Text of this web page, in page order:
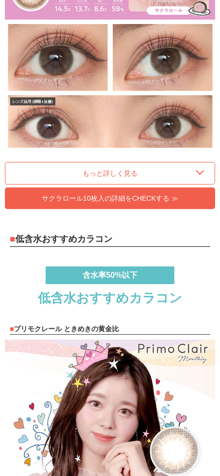
もっと詳しく見る
サクラロール10枚入の詳細をCHECKする ≫
低含水おすすめカラコン
含水率50%以下
低含水おすすめカラコン
プリモクレール ときめきの黄金比